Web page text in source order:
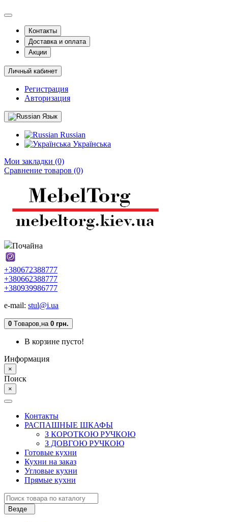
Контакты
Доставка и оплата
Акции
Личный кабинет
Регистрация
Авторизация
Язык
Russian
Українська
Мои закладки (0)
Сравнение товаров (0)
Почайна
+380672388777
+380662388777
+380939986777
e-mail: stul@i.ua
0 Tоваров,на 0 грн.
В корзине пусто!
Информация
×
Поиск
×
Контакты
РАСПАШНЫЕ ШКАФЫ
З КОРОТКОЮ РУЧКОЮ
З ДОВГОЮ РУЧКОЮ
Готовые кухни
Кухни на заказ
Угловые кухни
Прямые кухни
Везде